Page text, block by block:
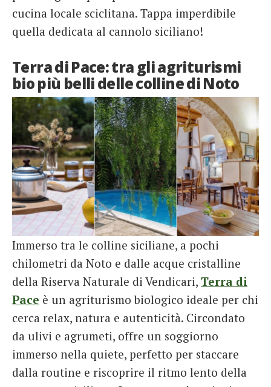
cucina locale sciclitana. Tappa imperdibile
quella dedicata al cannolo siciliano!
Terra di Pace: tra gli agriturismi
bio più belli delle colline di Noto
Immerso tra le colline siciliane, a pochi
chilometri da Noto e dalle acque cristalline
della Riserva Naturale di Vendicari, Terra di
Pace è un agriturismo biologico ideale per chi
cerca relax, natura e autenticità. Circondato
da ulivi e agrumeti, offre un soggiorno
immerso nella quiete, perfetto per staccare
dalla routine e riscoprire il ritmo lento della